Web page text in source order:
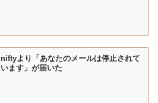
niftyより「あなたのメールは停止されて
います」が届いた